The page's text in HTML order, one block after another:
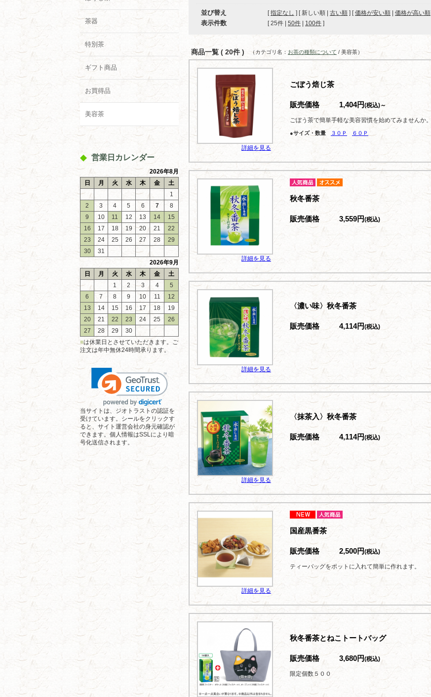
茶器
特別茶
ギフト商品
お買得品
美容茶
営業日カレンダー
2026年8月
日
月 火 水 木 金
土
1
2
3 4 5 6 7
8
9
10 11 12 13 14
15
16
17 18 19 20 21
22
23
24 25 26 27 28
29
30
31
2026年9月
日
月 火 水 木 金
土
1
2 3 4
5
6
7 8 9 10 11
12
13
14 15 16 17 18
19
20
21 22 23 24 25
26
27
28 29
30
■は休業日とさせていただきます。ご
注文は年中無休24時間承ります。
当サイトは、ジオトラストの認証を
受けています。シールをクリックす
ると、サイト運営会社の身元確認が
できます。個人情報はSSLにより暗
号化送信されます。
並び替え [指定なし ] [ 新しい順 | 古い順 ] [価格が安い順 価格が高い順
表示件数 [ 25件 50件 100件 ]
商品一覧 ( 20件 ) （カテゴリ名： お茶の種類について / 美容茶）
詳細を見る
ごぼう焙じ茶
販売価格 1,404円(税込)～
ごぼう茶で簡単手軽な美容習慣を始めてみませんか。
●サイズ・数量 ３０Ｐ ６０Ｐ
詳細を見る
秋冬番茶
販売価格 3,559円(税込)
詳細を見る
〈濃い味〉秋冬番茶
販売価格 4,114円(税込)
詳細を見る
〈抹茶入〉秋冬番茶
販売価格 4,114円(税込)
詳細を見る
国産黒番茶
販売価格 2,500円(税込)
ティーバッグをポットに入れて簡単に作れます。
秋冬番茶とねこトートバッグ
販売価格 3,680円(税込)
限定個数５００